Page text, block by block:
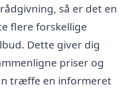
så er det en
flere forskellige
Dette giver dig
priser og
træffe en informeret